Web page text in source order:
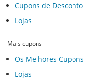
Cupons de Desconto
Lojas
Mais cupons
Os Melhores Cupons
Lojas